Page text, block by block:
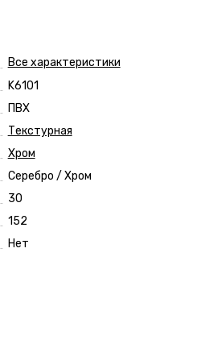
Все характеристики
K6101
ПВХ
Текстурная
Хром
Серебро / Xром
30
152
Нет